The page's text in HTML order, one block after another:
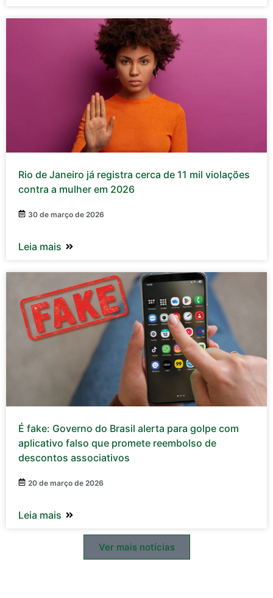
Rio de Janeiro já registra cerca de 11 mil violações
contra a mulher em 2026
30 de março de 2026
Leia mais
É fake: Governo do Brasil alerta para golpe com
aplicativo falso que promete reembolso de
descontos associativos
20 de março de 2026
Leia mais
Ver mais notícias